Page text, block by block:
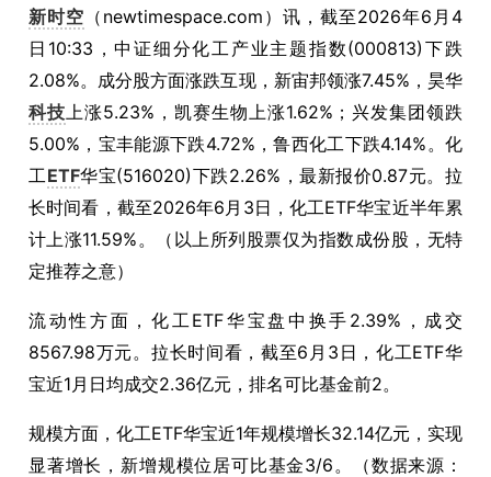
新时空 （newtimespace.com）讯，截至2026年6月4
日10:33，中证细分化工产业主题指数(000813)下跌
2.08%。成分股方面涨跌互现，新宙邦领涨7.45%，昊华
科技上涨5.23%，凯赛生物上涨1.62%；兴发集团领跌
5.00%，宝丰能源下跌4.72%，鲁西化工下跌4.14%。化
工ETF华宝(516020)下跌2.26%，最新报价0.87元。拉
长时间看，截至2026年6月3日，化工ETF华宝近半年累
计上涨11.59%。（以上所列股票仅为指数成份股，无特
定推荐之意）
流动性方面，化工ETF华宝盘中换手2.39%，成交
8567.98万元。拉长时间看，截至6月3日，化工ETF华
宝近1月日均成交2.36亿元，排名可比基金前2。
规模方面，化工ETF华宝近1年规模增长32.14亿元，实现
显著增长，新增规模位居可比基金3/6。（数据来源：